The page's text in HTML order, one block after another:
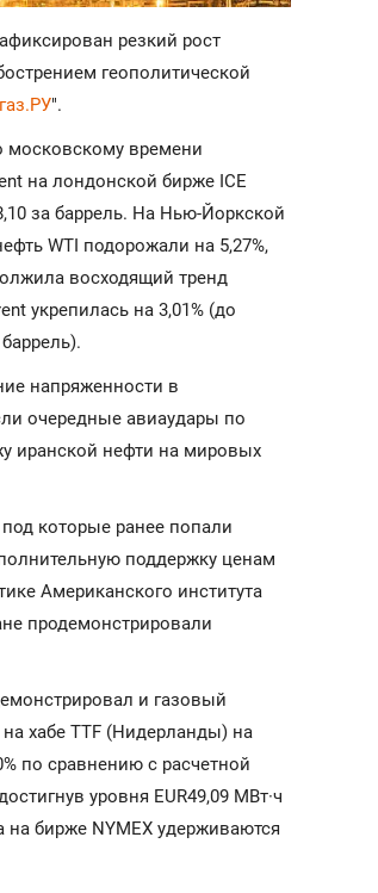
резкий рост
геополитической
".
московскому времени
на лондонской бирже ICE
за баррель. На Нью-Йоркской
WTI подорожали на 5,27%,
восходящий тренд
укрепилась на 3,01% (до
напряженности в
очередные авиаудары по
иранской нефти на мировых
которые ранее попали
поддержку ценам
Американского института
продемонстрировали
и газовый
хабе TTF (Нидерланды) на
по сравнению с расчетной
уровня EUR49,09 МВт·ч
на бирже NYMEX удерживаются